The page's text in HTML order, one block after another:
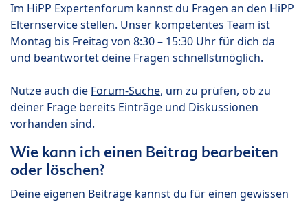
Im HiPP Expertenforum kannst du Fragen an den HiPP
Elternservice stellen. Unser kompetentes Team ist
Montag bis Freitag von 8:30 – 15:30 Uhr für dich da
und beantwortet deine Fragen schnellstmöglich.
Nutze auch die Forum-Suche, um zu prüfen, ob zu
deiner Frage bereits Einträge und Diskussionen
vorhanden sind.
Wie kann ich einen Beitrag bearbeiten
oder löschen?
Deine eigenen Beiträge kannst du für einen gewissen